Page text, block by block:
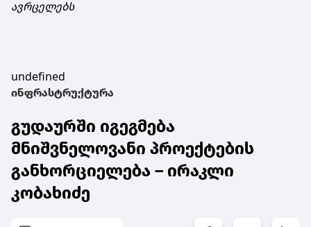
ავრცელებს
undefined
ინფრასტრუქტურა
გუდაურში იგეგმება
მნიშვნელოვანი პროექტების
განხორციელება – ირაკლი
კობახიძე